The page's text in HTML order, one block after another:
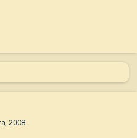
2008